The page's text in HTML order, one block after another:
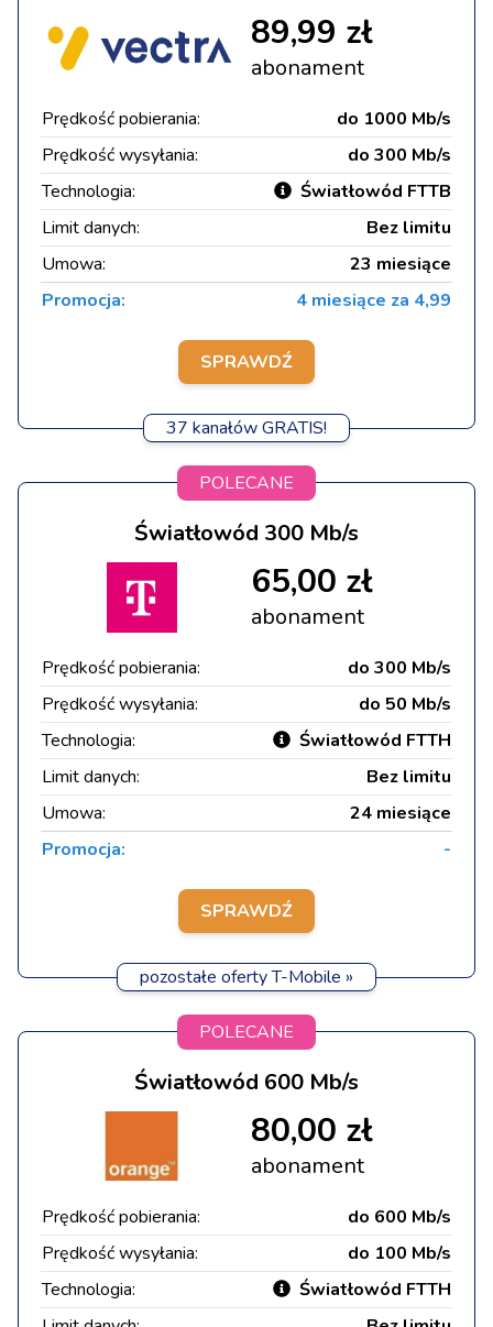
89,99 zł
abonament
Prędkość pobierania:
do 1000 Mb/s
Prędkość wysyłania:
do 300 Mb/s
Technologia:
Światłowód FTTB
Limit danych:
Bez limitu
Umowa:
23 miesiące
Promocja:
4 miesiące za 4,99
SPRAWDŹ
37 kanałów GRATIS!
POLECANE
Światłowód 300 Mb/s
65,00 zł
abonament
Prędkość pobierania:
do 300 Mb/s
Prędkość wysyłania:
do 50 Mb/s
Technologia:
Światłowód FTTH
Limit danych:
Bez limitu
Umowa:
24 miesiące
Promocja:
-
SPRAWDŹ
pozostałe oferty T-Mobile »
POLECANE
Światłowód 600 Mb/s
80,00 zł
abonament
Prędkość pobierania:
do 600 Mb/s
Prędkość wysyłania:
do 100 Mb/s
Technologia:
Światłowód FTTH